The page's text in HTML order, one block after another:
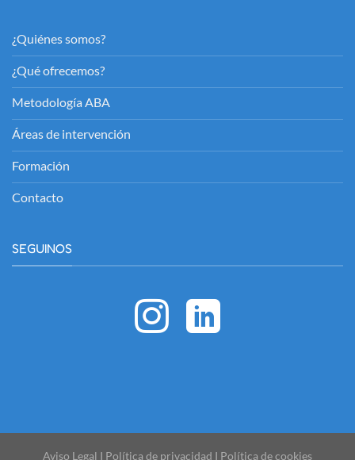
¿Quiénes somos?
¿Qué ofrecemos?
Metodología ABA
Áreas de intervención
Formación
Contacto
SEGUINOS
Aviso Legal I Política de privacidad I Política de cookies